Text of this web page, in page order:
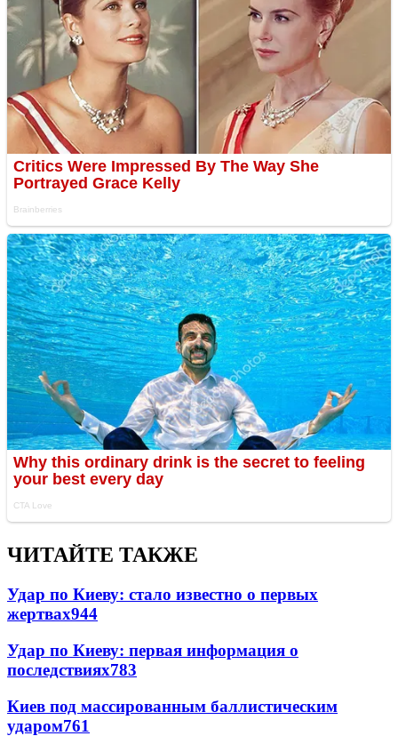
ЧИТАЙТЕ ТАКЖЕ
Удар по Киеву: стало известно о первых
жертвах944
Удар по Киеву: первая информация о
последствиях783
Киев под массированным баллистическим
ударом761